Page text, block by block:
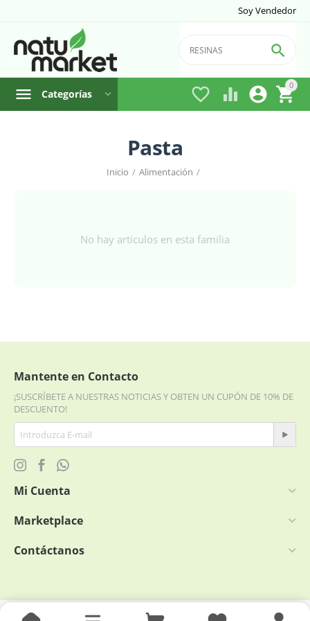
Soy Vendedor
0


 

Categorías
Pasta
Inicio / Alimentación /
No hay artículos en esta familia
Mantente en Contacto
¡SUSCRÍBETE A NUESTRAS NOTICIAS Y OBTEN UN CUPÓN DE 10% DE
DESCUENTO!
Mi Cuenta
Marketplace
Contáctanos